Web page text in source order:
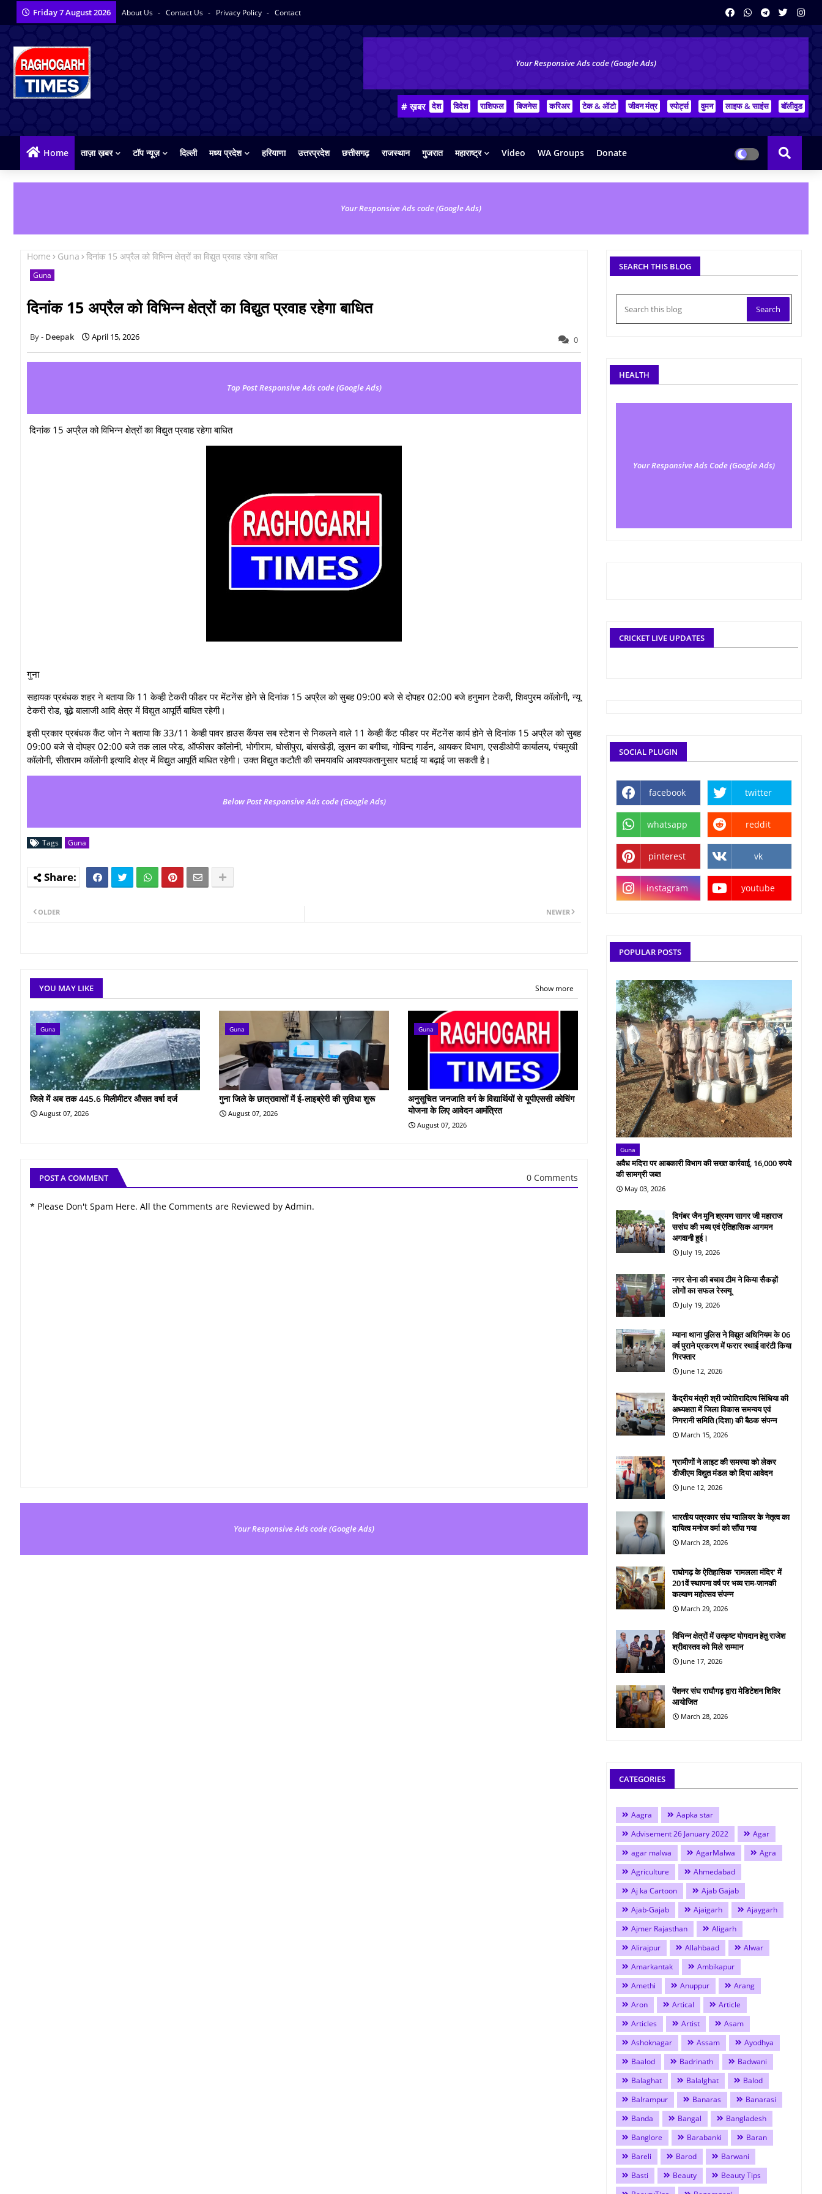
Friday 7 August 2026 About Us Contact Us Privacy Policy Contact
Your Responsive Ads code (Google Ads)
# ख़बर देश विदेश राशिफल बिजनेस करिअर टेक & ऑटो जीवन मंत्र स्पोर्ट्स वुमन लाइफ & साइंस बॉलीवुड
Home ताज़ा ख़बर टॉप न्यूज़ दिल्ली मध्य प्रदेश हरियाणा उत्तरप्रदेश छत्तीसगढ़ राजस्थान गुजरात महाराष्ट्र Video WA Groups Donate
Your Responsive Ads code (Google Ads)
Home Guna दिनांक 15 अप्रैल को विभिन्‍न क्षेत्रों का विद्युत प्रवाह रहेगा बाधित
Guna
दिनांक 15 अप्रैल को विभिन्‍न क्षेत्रों का विद्युत प्रवाह रहेगा बाधित
Deepak April 15, 2026 0
Top Post Responsive Ads code (Google Ads)
दिनांक 15 अप्रैल को विभिन्‍न क्षेत्रों का विद्युत प्रवाह रहेगा बाधित
‎‎गुना
सहायक प्रबंधक शहर ने बताया कि 11 केव्‍ही टेकरी फीडर पर मेंटनेंस होने से दिनांक 15 अप्रैल को सुबह 09:00 बजे से दोपहर 02:00 बजे हनुमान टेकरी, शिवपुरम कॉलोनी, न्‍यू
टेकरी रोड, बूढे़ बालाजी आदि क्षेत्र में विद्युत आपूर्ति बाधित रहेगी।
इसी प्रकार प्रबंधक कैंट जोन ने बताया कि 33/11 केव्‍ही पावर हाउस कैंपस सब स्‍टेशन से निकलने वाले 11 केव्‍ही कैंट फीडर पर मेंटनेंस कार्य होने से दिनांक 15 अप्रैल को सुबह
09:00 बजे से दोपहर 02:00 बजे तक लाल परेड, ऑफीसर कॉलोनी, भोगीराम, घोसीपुरा, बांसखेड़ी, लूसन का बगीचा, गोविन्द गार्डन, आयकर विभाग, एसडीओपी कार्यालय, पंचमुखी
कॉलोनी, सीताराम कॉलोनी इत्यादि क्षेत्र में विद्युत आपूर्ति बाधित रहेगी। उक्त विद्युत कटौती की समयावधि आवश्यकतानुसार घटाई या बढ़ाई जा सकती है।
Below Post Responsive Ads code (Google Ads)
Tags Guna
NEWER
OLDER
YOU MAY LIKE Show more
Guna
जिले में अब तक 445.6 मिलीमीटर औसत वर्षा दर्ज
August 07, 2026
Guna
गुना जिले के छात्रावासों में ई-लाइब्रेरी की सुविधा शुरू
August 07, 2026
Guna
अनुसूचित जनजाति वर्ग के विद्यार्थियों से यूपीएससी कोचिंग
योजना के लिए आवेदन आमंत्रित
August 07, 2026
POST A COMMENT 0 Comments
* Please Don't Spam Here. All the Comments are Reviewed by Admin.
Your Responsive Ads code (Google Ads)
SEARCH THIS BLOG
HEALTH
Your Responsive Ads Code (Google Ads)
CRICKET LIVE UPDATES
SOCIAL PLUGIN
facebook twitter
whatsapp reddit
pinterest vk
instagram youtube
POPULAR POSTS
Guna
अवैध मदिरा पर आबकारी विभाग की सख्त कार्रवाई, 16,000 रुपये
की सामग्री जब्त
May 03, 2026
दिगंबर जैन मुनि श्रमण सागर जी महाराज
ससंघ की भव्य एवं ऐतिहासिक आगमन
अगवानी हुई।
July 19, 2026
नगर सेना की बचाव टीम ने किया सैकड़ों
लोगों का सफल रेस्क्यू
July 19, 2026
म्याना थाना पुलिस ने विद्युत अधिनियम के 06
वर्ष पुराने प्रकरण में फरार स्थाई वारंटी किया
गिरफ्तार
June 12, 2026
केंद्रीय मंत्री श्री ज्योतिरादित्य सिंधिया की
अध्यक्षता में जिला विकास समन्वय एवं
निगरानी समिति (दिशा) की बैठक संपन्न
March 15, 2026
ग्रामीणों ने लाइट की समस्या को लेकर
डीजीएम विद्युत मंडल को दिया आवेदन
June 12, 2026
भारतीय पत्रकार संघ ग्वालियर के नेतृत्व का
दायित्व मनोज वर्मा को सौंपा गया
March 28, 2026
राघोगढ़ के ऐतिहासिक 'रामलला मंदिर' में
201वें स्थापना वर्ष पर भव्य राम-जानकी
कल्याण महोत्सव संपन्न
March 29, 2026
विभिन्न क्षेत्रों में उत्कृष्ट योगदान हेतु राजेश
श्रीवास्तव को मिले सम्मान
June 17, 2026
पेंशनर संघ राघौगढ़ द्वारा मेडिटेशन शिविर
आयोजित
March 28, 2026
CATEGORIES
Aagra
Aapka star
Advisement 26 January 2022
Agar
agar malwa
AgarMalwa
Agra
Agriculture
Ahmedabad
Aj ka Cartoon
Ajab Gajab
Ajab-Gajab
Ajaigarh
Ajaygarh
Ajmer Rajasthan
Aligarh
Alirajpur
Allahbaad
Alwar
Amarkantak
Ambikapur
Amethi
Anuppur
Arang
Aron
Artical
Article
Articles
Artist
Asam
Ashoknagar
Assam
Ayodhya
Baalod
Badrinath
Badwani
Balaghat
Balalghat
Balod
Balrampur
Banaras
Banarasi
Banda
Bangal
Bangladesh
Banglore
Barabanki
Baran
Bareli
Barod
Barwani
Basti
Beauty
Beauty Tips